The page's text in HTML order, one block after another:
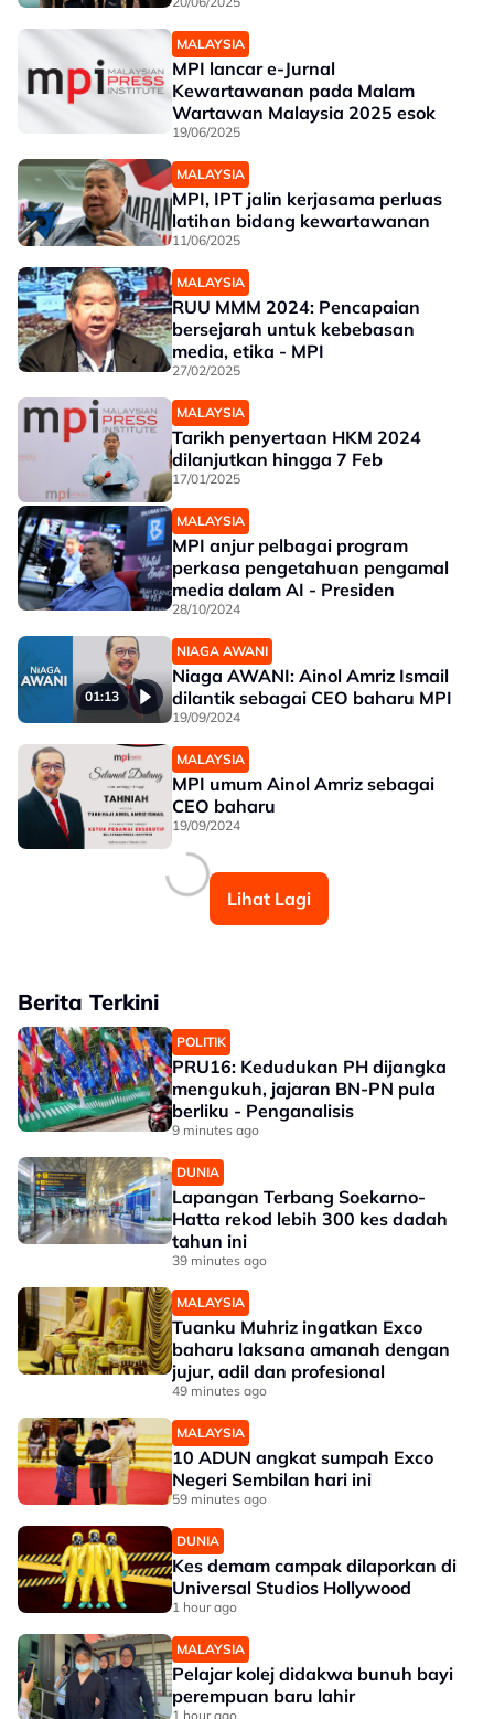
MALAYSIA
MPI lancar e-Jurnal
Kewartawanan pada Malam
Wartawan Malaysia 2025 esok
19/06/2025
MALAYSIA
MPI, IPT jalin kerjasama perluas
latihan bidang kewartawanan
11/06/2025
MALAYSIA
RUU MMM 2024: Pencapaian
bersejarah untuk kebebasan
media, etika - MPI
27/02/2025
MALAYSIA
Tarikh penyertaan HKM 2024
dilanjutkan hingga 7 Feb
17/01/2025
MALAYSIA
MPI anjur pelbagai program
perkasa pengetahuan pengamal
media dalam AI - Presiden
28/10/2024
01:13
NIAGA AWANI
Niaga AWANI: Ainol Amriz Ismail
dilantik sebagai CEO baharu MPI
19/09/2024
MALAYSIA
MPI umum Ainol Amriz sebagai
CEO baharu
19/09/2024
Lihat Lagi
Berita Terkini
POLITIK
PRU16: Kedudukan PH dijangka
mengukuh, jajaran BN-PN pula
berliku - Penganalisis
9 minutes ago
DUNIA
Lapangan Terbang Soekarno-
Hatta rekod lebih 300 kes dadah
tahun ini
39 minutes ago
MALAYSIA
Tuanku Muhriz ingatkan Exco
baharu laksana amanah dengan
jujur, adil dan profesional
49 minutes ago
MALAYSIA
10 ADUN angkat sumpah Exco
Negeri Sembilan hari ini
59 minutes ago
DUNIA
Kes demam campak dilaporkan di
Universal Studios Hollywood
1 hour ago
MALAYSIA
Pelajar kolej didakwa bunuh bayi
perempuan baru lahir
1 hour ago